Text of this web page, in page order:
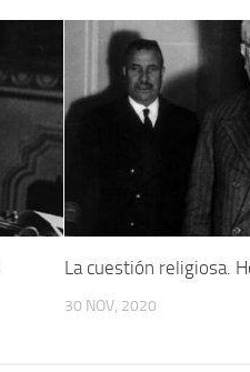
La cuestión religiosa.
30 NOV, 2020